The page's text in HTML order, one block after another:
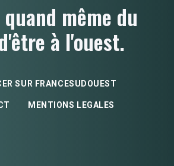
même du
à l'ouest.
SUR FRANCESUDOUEST
MENTIONS LEGALES